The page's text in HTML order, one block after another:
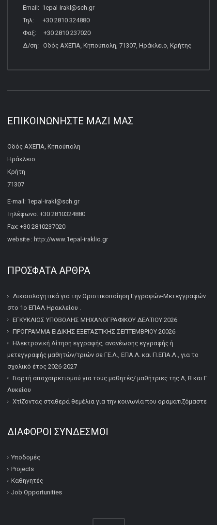
Email: 1epal-irakl@sch.gr
Τηλ: +30 2810 324880
Φαξ: +30 2810 237020
Δ/ση: Οδός ΑΧΕΠΑ, Κηπούπολη, 71307, Ηράκλειο, Κρήτης
ΕΠΙΚΟΙΝΩΝΉΣΤΕ ΜΑΖΊ ΜΑΣ
Οδός ΑΧΕΠΑ, Κηπούπολη
Ηράκλειο
Κρήτη
71307
E-mail: 1epal-irakl@sch.gr
Τηλέφωνο: +30 2810324880
Fax: +30 2810237020
website : http://www.1epal-iraklio.gr
ΠΡΌΣΦΑΤΑ ΆΡΘΡΑ
Δικαιολογητικά για την Οριστικοποίηση Εγγραφών-Μετεγγραφών
στο 1ο ΕΠΑΛ Ηρακλείου .
ΕΓΚΥΚΛΙΟΣ ΥΠΟΒΟΛΗΣ ΜΗΧΑΝΟΓΡΑΦΙΚΟΥ ΔΕΛΤΙΟΥ 2026
ΠΡΟΓΡΑΜΜΑ ΕΙΔΙΚΗΣ ΕΞΕΤΑΣΤΙΚΗΣ ΣΕΠΤΕΜΒΡΙΟΥ 20026
Ηλεκτρονική Αίτηση εγγραφής, ανανέωσης εγγραφής ή
μετεγγραφής μαθητών/τριών σε ΓΕ.Λ., ΕΠΑ.Λ. και Π.ΕΠΑ.Λ., για το
σχολικό έτος 2026-2027
Γιορτή αποχαιρετισμού για τους μαθητές/ μαθήτριες της Α, Β και Γ
Λυκείου
Χτίζοντας σταθερά θεμέλια για την κοινωνία που οραματιζόμαστε
ΔΙΆΦΟΡΟΙ ΣΎΝΔΕΣΜΟΙ
Υποδομές
Projects
Καθηγητές
Job Opportunities